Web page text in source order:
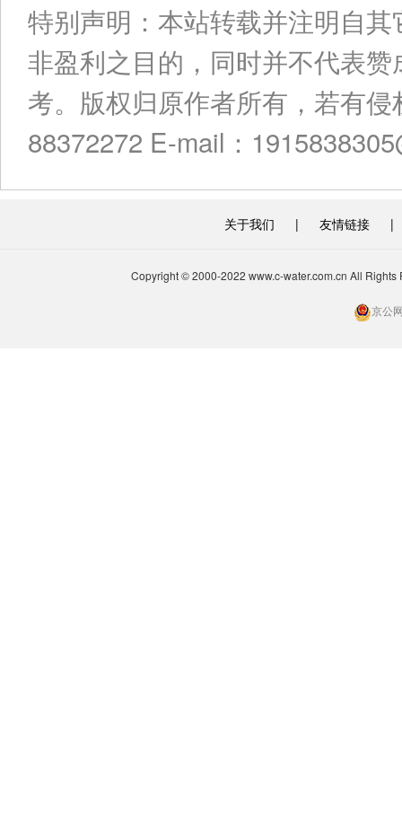
特别声明：本站转载并注明自
非盈利之目的，同时并不代表
考。版权归原作者所有，若有
88372272 E-mail：
关于我们 | 友情链接 |
Copyright © 2000-2022 www.c-water.com.cn All
京公